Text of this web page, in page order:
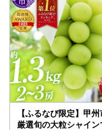
【ふるなび限定】甲
厳選旬の大粒シャイン